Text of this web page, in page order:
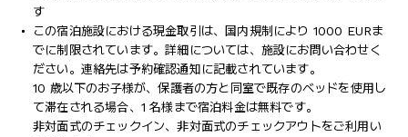
す
この宿泊施設における現金取引は、国内規制により 1000 EURま
でに制限されています。詳細については、施設にお問い合わせく
ださい。連絡先は予約確認通知に記載されています。
10 歳以下のお子様が、保護者の方と同室で既存のベッドを使用し
て滞在される場合、1 名様まで宿泊料金は無料です。
非対面式のチェックイン、非対面式のチェックアウトをご利用い